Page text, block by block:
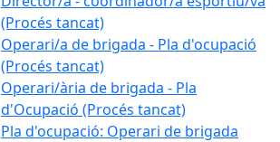
(Procés tancat)
Operari/a de brigada - Pla d'ocupació
(Procés tancat)
Operari/ària de brigada - Pla
d'Ocupació (Procés tancat)
Pla d'ocupació: Operari de brigada